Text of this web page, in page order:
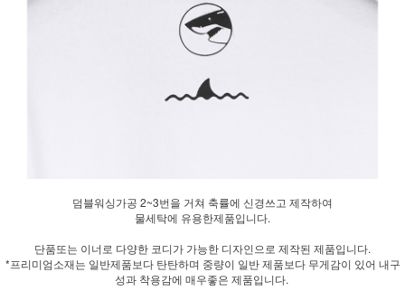
덤블워싱가공 2~3번을 거쳐 축률에 신경쓰고 제작하여
물세탁에 유용한제품입니다.
단품또는 이너로 다양한 코디가 가능한 디자인으로 제작된 제품입니다.
*프리미엄소재는 일반제품보다 탄탄하며 중량이 일반 제품보다 무게감이 있어 내구
성과 착용감에 매우좋은 제품입니다.